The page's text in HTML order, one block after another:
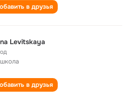
в друзья
Levitskaya
в друзья